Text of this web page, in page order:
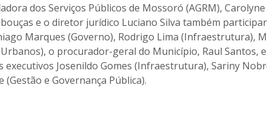
dos Serviços Públicos de Mossoró (AGRM),
e o diretor jurídico Luciano Silva também
Marques (Governo), Rodrigo Lima (Infraestrutura),
o procurador-geral do Município, Raul Santos,
Josenildo Gomes (Infraestrutura), Sariny
e Governança Pública).